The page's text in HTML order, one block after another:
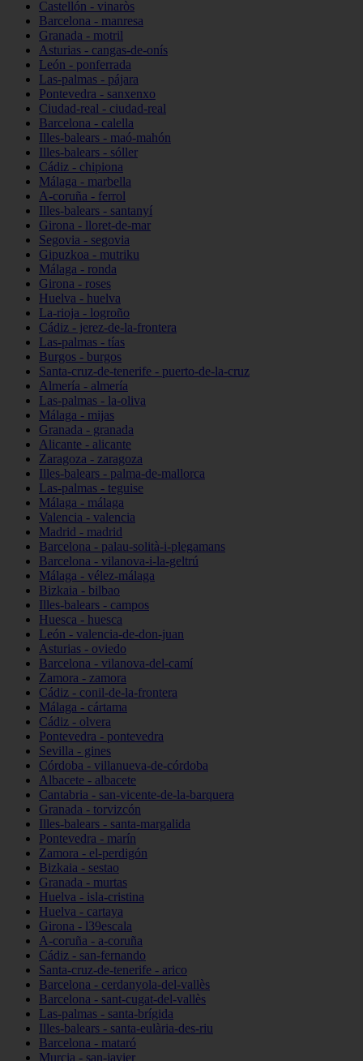
Castellón - vinaròs
Barcelona - manresa
Granada - motril
Asturias - cangas-de-onís
León - ponferrada
Las-palmas - pájara
Pontevedra - sanxenxo
Ciudad-real - ciudad-real
Barcelona - calella
Illes-balears - maó-mahón
Illes-balears - sóller
Cádiz - chipiona
Málaga - marbella
A-coruña - ferrol
Illes-balears - santanyí
Girona - lloret-de-mar
Segovia - segovia
Gipuzkoa - mutriku
Málaga - ronda
Girona - roses
Huelva - huelva
La-rioja - logroño
Cádiz - jerez-de-la-frontera
Las-palmas - tías
Burgos - burgos
Santa-cruz-de-tenerife - puerto-de-la-cruz
Almería - almería
Las-palmas - la-oliva
Málaga - mijas
Granada - granada
Alicante - alicante
Zaragoza - zaragoza
Illes-balears - palma-de-mallorca
Las-palmas - teguise
Málaga - málaga
Valencia - valencia
Madrid - madrid
Barcelona - palau-solità-i-plegamans
Barcelona - vilanova-i-la-geltrú
Málaga - vélez-málaga
Bizkaia - bilbao
Illes-balears - campos
Huesca - huesca
León - valencia-de-don-juan
Asturias - oviedo
Barcelona - vilanova-del-camí
Zamora - zamora
Cádiz - conil-de-la-frontera
Málaga - cártama
Cádiz - olvera
Pontevedra - pontevedra
Sevilla - gines
Córdoba - villanueva-de-córdoba
Albacete - albacete
Cantabria - san-vicente-de-la-barquera
Granada - torvizcón
Illes-balears - santa-margalida
Pontevedra - marín
Zamora - el-perdigón
Bizkaia - sestao
Granada - murtas
Huelva - isla-cristina
Huelva - cartaya
Girona - l39escala
A-coruña - a-coruña
Cádiz - san-fernando
Santa-cruz-de-tenerife - arico
Barcelona - cerdanyola-del-vallès
Barcelona - sant-cugat-del-vallès
Las-palmas - santa-brígida
Illes-balears - santa-eulària-des-riu
Barcelona - mataró
Murcia - san-javier